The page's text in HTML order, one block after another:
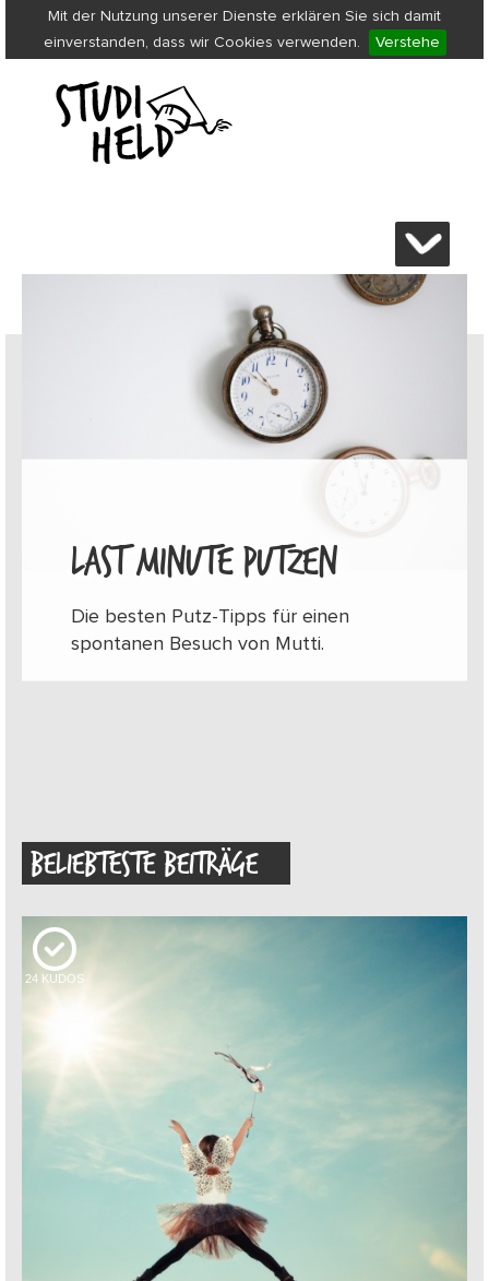
Mit der Nutzung unserer Dienste erklären Sie sich damit
einverstanden, dass wir Cookies verwenden.
Verstehe
LAST MINUTE PUTZEN
Die besten Putz-Tipps für einen
spontanen Besuch von Mutti.
BELIEBTESTE BEITRÄGE
24 KUDOS